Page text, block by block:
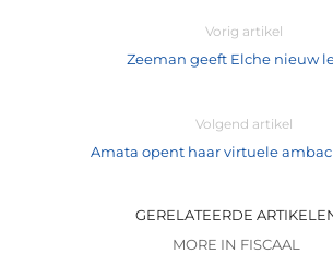
Vorig artikel
Zeeman geeft Elche nieuw
Volgend artikel
Amata opent haar virtuele
GERELATEERDE
MORE IN FISCAAL